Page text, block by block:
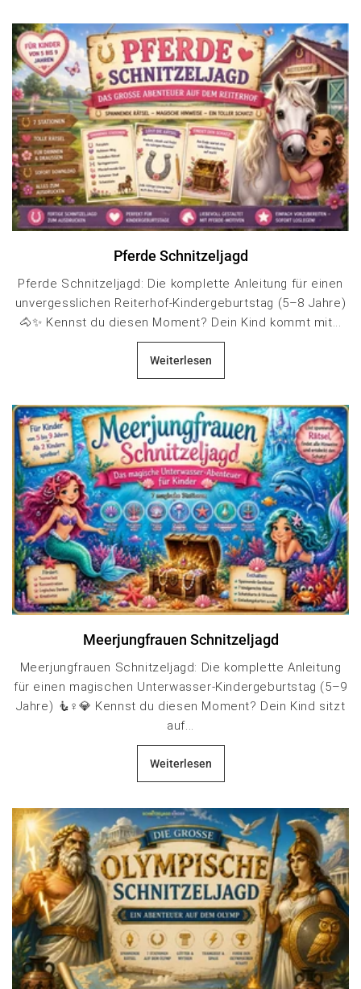
Pferde Schnitzeljagd
Pferde Schnitzeljagd: Die komplette Anleitung für einen
unvergesslichen Reiterhof-Kindergeburtstag (5–8 Jahre)
🐴✨ Kennst du diesen Moment? Dein Kind kommt mit...
Weiterlesen
Meerjungfrauen Schnitzeljagd
Meerjungfrauen Schnitzeljagd: Die komplette Anleitung
für einen magischen Unterwasser-Kindergeburtstag (5–9
Jahre) 🧜♀️💎 Kennst du diesen Moment? Dein Kind sitzt
auf...
Weiterlesen